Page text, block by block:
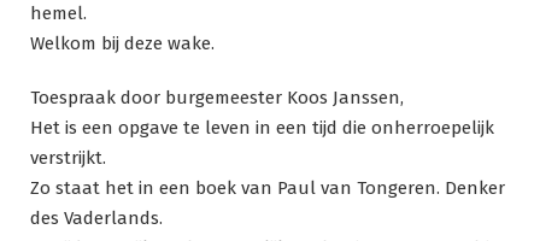
hemel.
Welkom bij deze wake.
Toespraak door burgemeester Koos Janssen,
Het is een opgave te leven in een tijd die onherroepelijk
verstrijkt.
Zo staat het in een boek van Paul van Tongeren. Denker
des Vaderlands.